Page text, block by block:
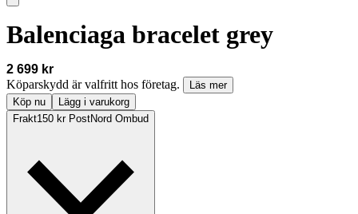
Balenciaga bracelet grey
2 699 kr
Köparskydd är valfritt hos företag.
Läs mer
Köp nu
Lägg i varukorg
Frakt150 kr PostNord Ombud